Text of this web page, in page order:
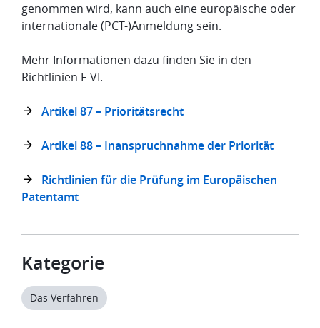
genommen wird, kann auch eine europäische oder
internationale (PCT-)Anmeldung sein.
Mehr Informationen dazu finden Sie in den
Richtlinien F-VI.
Artikel 87 – Prioritätsrecht
Artikel 88 – Inanspruchnahme der Priorität
Richtlinien für die Prüfung im Europäischen
Patentamt
Kategorie
Das Verfahren